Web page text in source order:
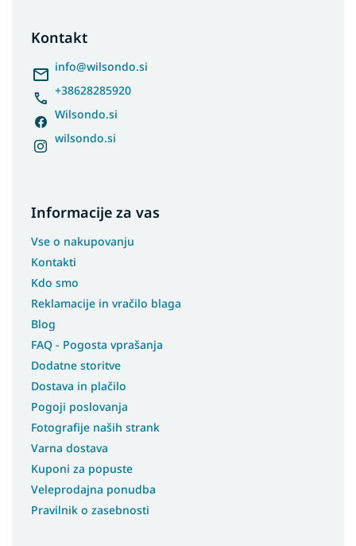
Preproge 180x280
Preproge 200x290
Preproge 60x110
Preproge 70x300
Preproge 80x250
Preproge 100x300
Preproge 180x250
Preproge 250x350
Kontakt
info@wilsondo.si
+38628285920
Wilsondo.si
wilsondo.si
Informacije za vas
Vse o nakupovanju
Kontakti
Kdo smo
Reklamacije in vračilo blaga
Blog
FAQ - Pogosta vprašanja
Dodatne storitve
Dostava in plačilo
Pogoji poslovanja
Fotografije naših strank
Varna dostava
Kuponi za popuste
Veleprodajna ponudba
Pravilnik o zasebnosti